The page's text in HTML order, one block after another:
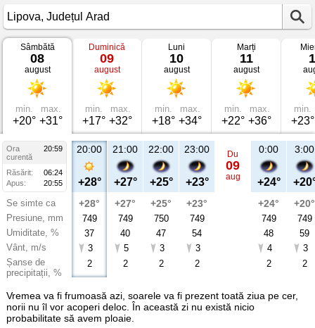
Vremea
Lipova
Județul
Arad
Sâmbătă
08
august
min.
+20°
max.
+31°
Duminică
09
august
min.
+17°
max.
+32°
Luni
10
august
min.
+18°
max.
+34°
Marți
11
august
min.
+22°
max.
+36°
min.
+23°
Ora
20:59
curentă
Răsărit:
06:24
Apus:
20:55
Se simte ca
Presiune, mm
Umiditate, %
Vânt, m/s
Șanse de
precipitații, %
20:00
+28°
+28°
749
37
3
2
21:00
+27°
+27°
749
40
5
2
22:00
+25°
+25°
750
47
3
2
23:00
+23°
+23°
749
54
3
2
Du
09
aug
0:00
+24°
+24°
749
48
4
2
3:00
+20°
749
59
3
2
Vremea va fi frumoasă azi, soarele va fi prezent toată ziua pe cer,
norii nu îl vor acoperi deloc. În această zi nu există nicio
probabilitate să avem ploaie.